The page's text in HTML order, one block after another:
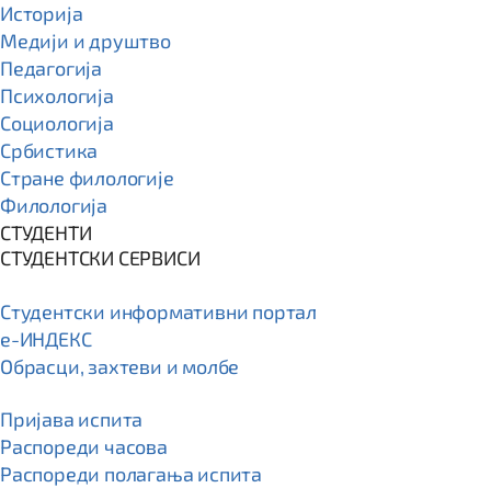
Историја
Медији и друштво
Педагогија
Психологија
Социологија
Србистика
Стране филологије
Филологија
СТУДЕНТИ
СТУДЕНТСКИ СЕРВИСИ
Студентски информативни портал
e-ИНДЕКС
Обрасци, захтеви и молбе
Пријава испита
Распореди часова
Распореди полагања испита